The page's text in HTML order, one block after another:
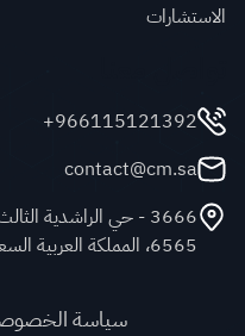
الاستشارات
966115121392+
contact@cm.sa
6565، المملكة العربية السعودية
سياسة